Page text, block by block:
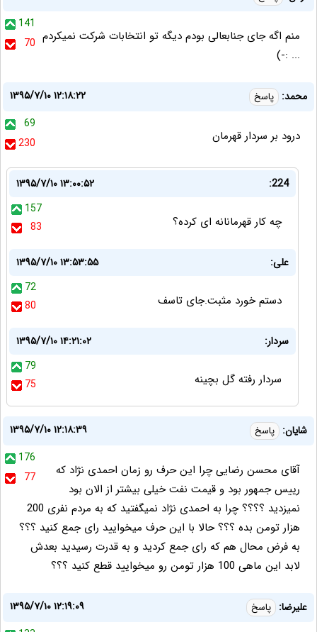
141
70 منم اگه جای جنابعالی بودم دیگه تو انتخابات شرکت نمیکردم
... :-)
محمد: پاسخ
۱۳۹۵/۷/۱۰ ۱۲:۱۸:۲۲
69
230
درود بر سردار قهرمان
224:
۱۳۹۵/۷/۱۰ ۱۳:۰۰:۵۲
157
83
چه کار قهرمانانه ای کرده؟
علی:
۱۳۹۵/۷/۱۰ ۱۳:۵۳:۵۵
72
80
دستم خورد مثبت.جای تاسف
سردار:
۱۳۹۵/۷/۱۰ ۱۴:۲۱:۰۲
79
75
سردار رفته گل بچينه
شایان: پاسخ
۱۳۹۵/۷/۱۰ ۱۲:۱۸:۳۹
176
77
آقای محسن رضایی چرا این حرف رو زمان احمدی نژاد که
رییس جمهور بود و قیمت نفت خیلی بیشتر از الان بود
نمیزدید ؟؟؟؟ چرا به احمدی نژاد نمیگفتید که به مردم نفری 200
هزار تومن بده ؟؟؟ حالا با این حرف میخوایید رای جمع کنید ؟؟؟
به فرض محال هم که رای جمع کردید و به قدرت رسیدید بعدش
لابد این ماهی 100 هزار تومن رو میخوایید قطع کنید ؟؟؟
علیرضا: پاسخ
۱۳۹۵/۷/۱۰ ۱۲:۱۹:۰۹